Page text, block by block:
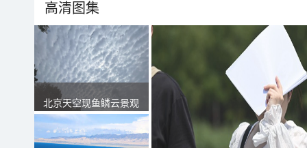
高清图集
北京天空现鱼鳞云景观